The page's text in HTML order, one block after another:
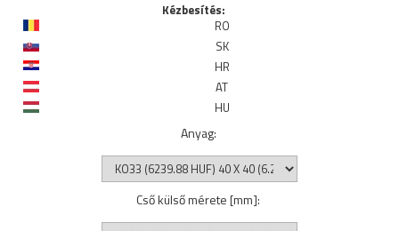
Pálca tartó
Kézbesítés:
RO
SK
HR
AT
HU
Anyag:
Cső külső mérete [mm]: